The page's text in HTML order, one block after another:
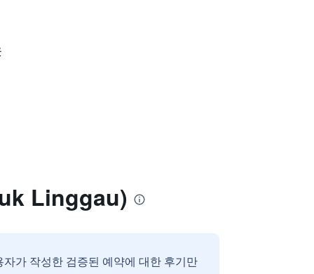
Linggau)
가 작성한 검증된 예약에 대한 후기만